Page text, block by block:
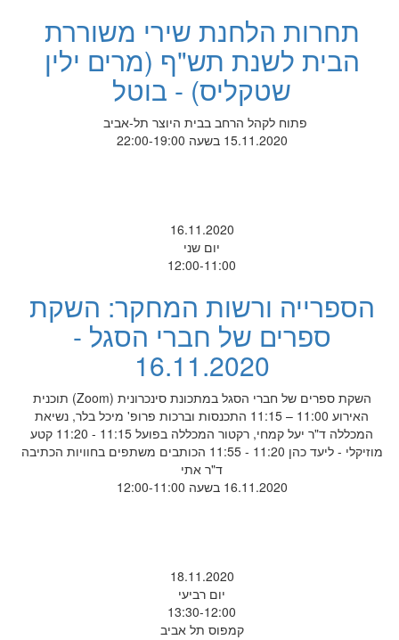
תחרות הלחנת שירי משוררת
הבית לשנת תש"ף (מרים ילין
שטקליס) - בוטל
פתוח לקהל הרחב בבית היוצר תל-אביב
15.11.2020 בשעה 22:00-19:00
16.11.2020
יום שני
12:00-11:00
הספרייה ורשות המחקר: השקת
ספרים של חברי הסגל -
16.11.2020
השקת ספרים של חברי הסגל במתכונת סינכרונית (Zoom) תוכנית
האירוע 11:00 – 11:15 התכנסות וברכות פרופ' מיכל בלר, נשיאת
המכללה ד"ר יעל קמחי, רקטור המכללה בפועל 11:15 - 11:20 קטע
מוזיקלי - ליעד כהן 11:20 - 11:55 הכותבים משתפים בחוויות הכתיבה
ד"ר אתי
16.11.2020 בשעה 12:00-11:00
18.11.2020
יום רביעי
13:30-12:00
קמפוס תל אביב